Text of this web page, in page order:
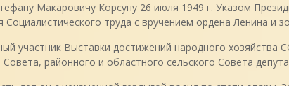
Макаровичу Корсуну 26 июля 1949 г. Указом
Социалистического труда с вручением ордена Ленина и
участник Выставки достижений народного хозяйства
Совета, районного и областного сельского Совета